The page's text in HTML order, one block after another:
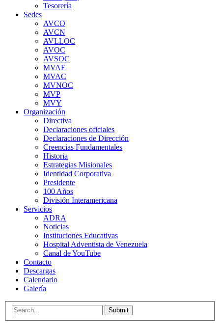
Tesorería
Sedes
AVCO
AVCN
AVLLOC
AVOC
AVSOC
MVAE
MVAC
MVNOC
MVP
MVY
Organización
Directiva
Declaraciones oficiales
Declaraciones de Dirección
Creencias Fundamentales
Historia
Estrategias Misionales
Identidad Corporativa
Presidente
100 Años
División Interamericana
Servicios
ADRA
Noticias
Instituciones Educativas
Hospital Adventista de Venezuela
Canal de YouTube
Contacto
Descargas
Calendario
Galería
Submit